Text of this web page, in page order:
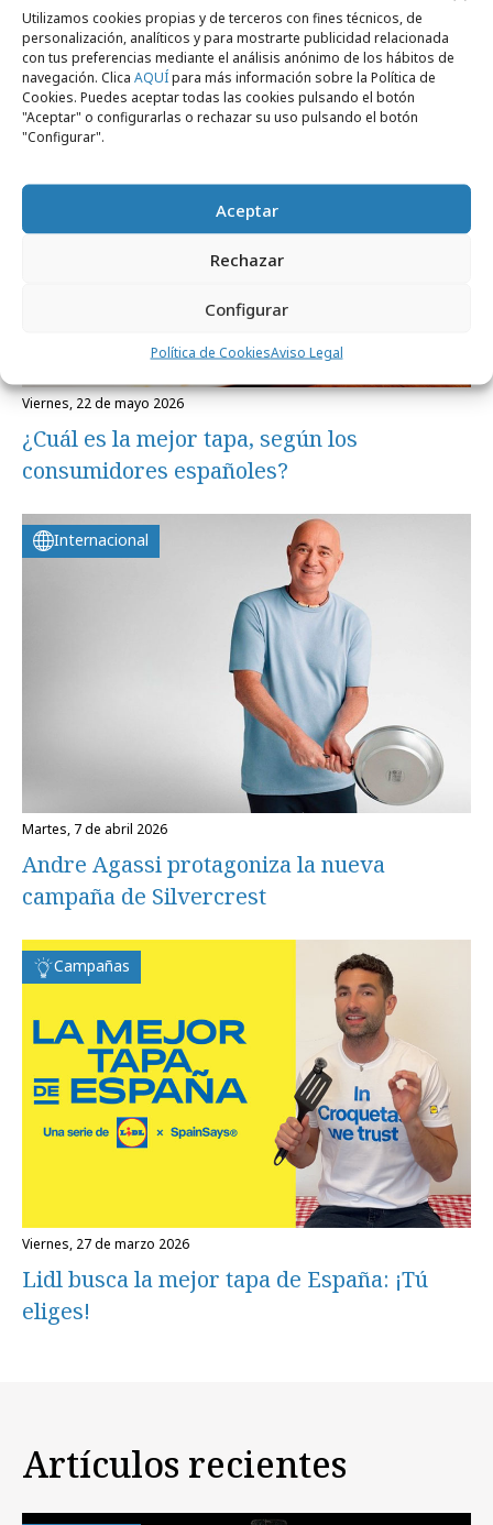
Utilizamos cookies propias y de terceros con fines técnicos, de
personalización, analíticos y para mostrarte publicidad relacionada
con tus preferencias mediante el análisis anónimo de los hábitos de
navegación. Clica AQUÍpara más información sobre la Política de
Cookies. Puedes aceptar todas las cookies pulsando el botón
"Aceptar" o configurarlas o rechazar su uso pulsando el botón
"Configurar".
Aceptar
Rechazar
Configurar
Política de CookiesAviso Legal
Noticias Relacionadas
Campañas
viernes, 22 de mayo 2026
¿Cuál es la mejor tapa, según los
consumidores españoles?
Internacional
martes, 7 de abril 2026
Andre Agassi protagoniza la nueva
campaña de Silvercrest
Campañas
viernes, 27 de marzo 2026
Lidl busca la mejor tapa de España: ¡Tú
eliges!
Artículos recientes